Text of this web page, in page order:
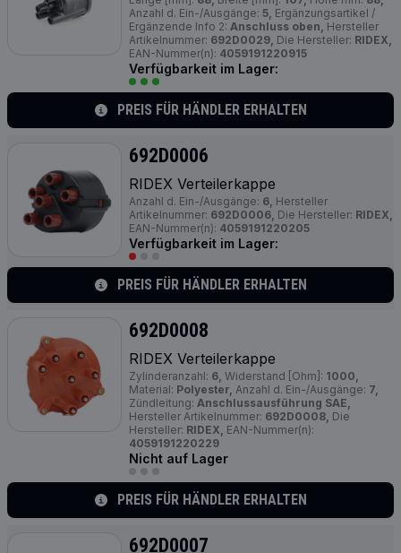
Anzahl d. Ein-/Ausgänge: 5, Ergänzungsartikel /
Ergänzende Info 2: Anschluss oben, Hersteller
Artikelnummer: 692D0029, Die Hersteller: RIDEX,
EAN-Nummer(n): 4059191220915
Verfügbarkeit im Lager:
PREIS FÜR HÄNDLER ERHALTEN
692D0006
RIDEX Verteilerkappe
Anzahl d. Ein-/Ausgänge: 6, Hersteller
Artikelnummer: 692D0006, Die Hersteller: RIDEX,
EAN-Nummer(n): 4059191220205
Verfügbarkeit im Lager:
PREIS FÜR HÄNDLER ERHALTEN
692D0008
RIDEX Verteilerkappe
Zylinderanzahl: 6, Widerstand [Ohm]: 1000,
Material: Polyester, Anzahl d. Ein-/Ausgänge: 7,
Zündleitung: Anschlussausführung SAE,
Hersteller Artikelnummer: 692D0008, Die
Hersteller: RIDEX, EAN-Nummer(n):
4059191220229
Nicht auf Lager
PREIS FÜR HÄNDLER ERHALTEN
692D0007